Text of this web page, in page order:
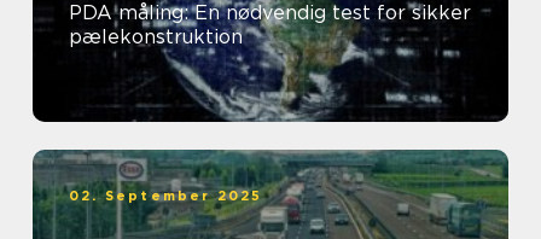
PDA måling: En nødvendig test for sikker
pælekonstruktion
02. September 2025